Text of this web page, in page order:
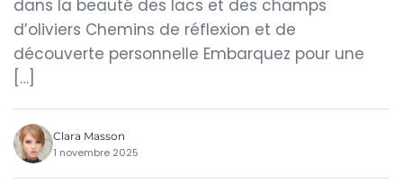
dans la beauté des lacs et des champs
d’oliviers Chemins de réflexion et de
découverte personnelle Embarquez pour une
[…]
Clara Masson
1 novembre 2025